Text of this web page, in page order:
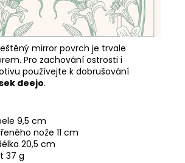
mirror povrch je trvale
Pro zachování ostrosti i
používejte k dobrušování
deejo.
9,5 cm
nože 11 cm
20,5 cm
37 g